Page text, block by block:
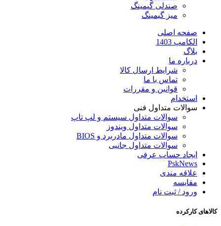
صندلی گیمینگ
میز گیمینگ
صفحه اصلی
الکامپ 1403
بلاگ
درباره ما
شرایط ارسال کالا
تماس با ما
قوانین و مقررات
استخدام
سوالات متداول فنی
سوالات متداول سیستم و لپ تاپ
سوالات متداول ویندوز
سوالات متداول مادربرد و BIOS
سوالات متداول جانبی
ایجاد حساب عرفی
PskNews
علاقه مندی
مقایسه
ورود / ثبت نام
کالاهای کارکرده